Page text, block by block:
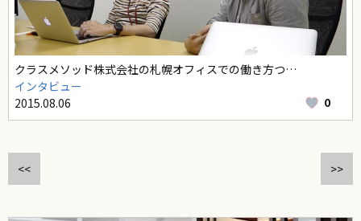
クラスメソッド株式会社の札幌オフィスでの働き方つ…
インタビュー
2015.08.06
0
<< >>